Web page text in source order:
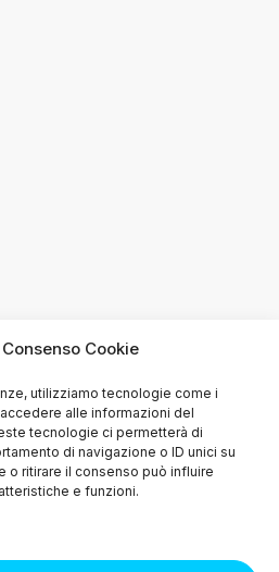
Cookie
utilizziamo tecnologie come i
alle informazioni del
tecnologie ci permetterà di
di navigazione o ID unici su
o ritirare il consenso può influire
e funzioni.